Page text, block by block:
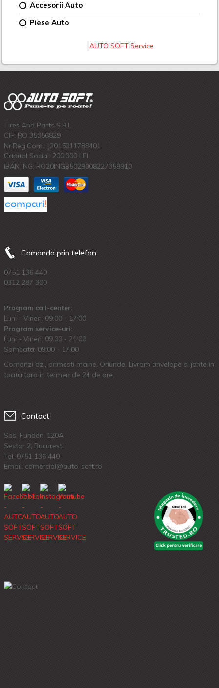
Accesorii Auto
Piese Auto
AUTO SOFT Service
Tires And Parts S.R.L.
CIF: RO 35056829
Nr.Reg.Com.: J2015011788401
Capital Social: 200.000 LEI
IBAN ING: RO20INGB5029008227358910
Comanda prin telefon
0751 136 440
0312 287 300
Program call-center:
Luni - Vineri: 09:00 - 17:00
Program service-uri:
Luni - Vineri: 09.00 - 21:00
Sambata: 09:00 - 17:00
Comanzi azi, primesti maine. Oriunde. Livram anvelope si jante in
toata tara in termen de 24 de ore.
Contact
Sos. Fundeni 120A
Sector 2, Bucuresti
Tel: 0751 136 440
Email: comercial@auto-soft.ro